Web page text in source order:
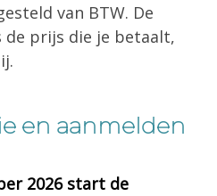
van BTW. De
prijs die je betaalt,
en aanmelden
2026 start de